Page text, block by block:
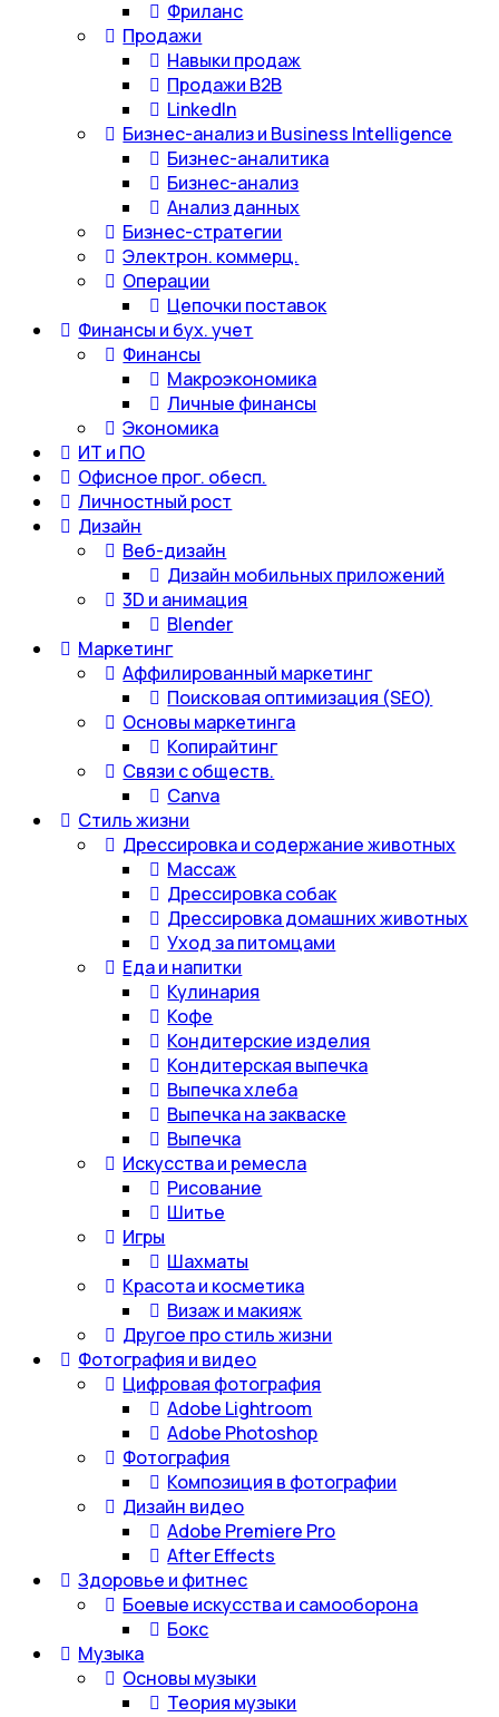
Фриланс
Продажи
Навыки продаж
Продажи B2B
LinkedIn
Бизнес-анализ и Business Intelligence
Бизнес-аналитика
Бизнес-анализ
Анализ данных
Бизнес-стратегии
Электрон. коммерц.
Операции
Цепочки поставок
Финансы и бух. учет
Финансы
Макроэкономика
Личные финансы
Экономика
ИТ и ПО
Офисное прог. обесп.
Личностный рост
Дизайн
Веб-дизайн
Дизайн мобильных приложений
3D и анимация
Blender
Маркетинг
Аффилированный маркетинг
Поисковая оптимизация (SEO)
Основы маркетинга
Копирайтинг
Связи с обществ.
Canva
Стиль жизни
Дрессировка и содержание животных
Массаж
Дрессировка собак
Дрессировка домашних животных
Уход за питомцами
Еда и напитки
Кулинария
Кофе
Кондитерские изделия
Кондитерская выпечка
Выпечка хлеба
Выпечка на закваске
Выпечка
Искусства и ремесла
Рисование
Шитье
Игры
Шахматы
Красота и косметика
Визаж и макияж
Другое про стиль жизни
Фотография и видео
Цифровая фотография
Adobe Lightroom
Adobe Photoshop
Фотография
Композиция в фотографии
Дизайн видео
Adobe Premiere Pro
After Effects
Здоровье и фитнес
Боевые искусства и самооборона
Бокс
Музыка
Основы музыки
Теория музыки